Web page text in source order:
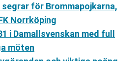
för Brommapojkarna,
Norrköping
i Damallsvenskan med full
möten